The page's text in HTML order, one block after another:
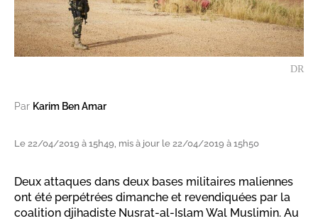
DR
Par Karim Ben Amar
Le 22/04/2019 à 15h49, mis à jour le 22/04/2019 à 15h50
Deux attaques dans deux bases militaires maliennes
ont été perpétrées dimanche et revendiquées par la
coalition djihadiste Nusrat-al-Islam Wal Muslimin. Au